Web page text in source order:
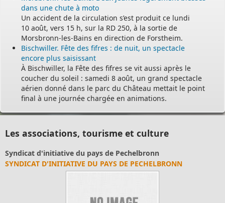
dans une chute à moto
Un accident de la circulation s’est produit ce lundi
10 août, vers 15 h, sur la RD 250, à la sortie de
Morsbronn-les-Bains en direction de Forstheim.
Bischwiller. Fête des fifres : de nuit, un spectacle
encore plus saisissant
À Bischwiller, la Fête des fifres se vit aussi après le
coucher du soleil : samedi 8 août, un grand spectacle
aérien donné dans le parc du Château mettait le point
final à une journée chargée en animations.
Les associations, tourisme et culture
Syndicat d'initiative du pays de Pechelbronn
SYNDICAT D'INITIATIVE DU PAYS DE PECHELBRONN